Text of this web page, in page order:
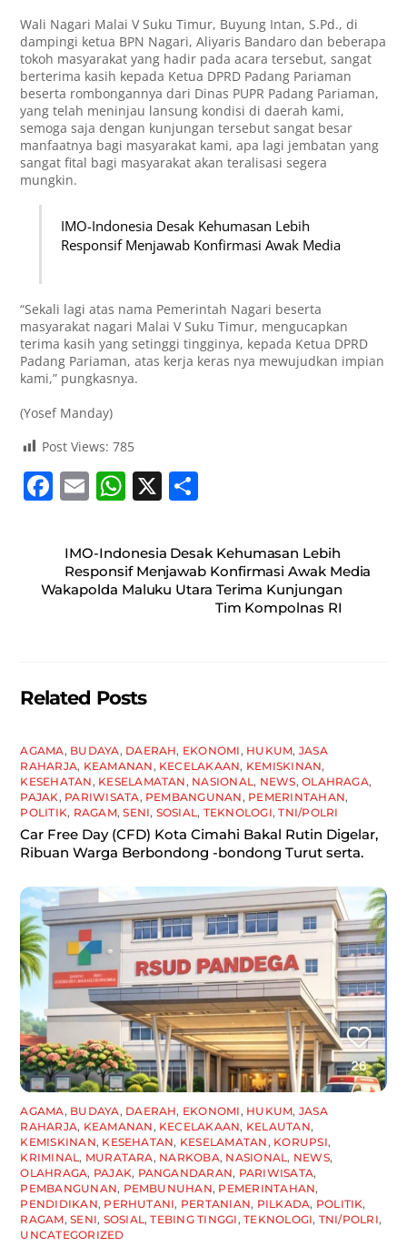
Wali Nagari Malai V Suku Timur, Buyung Intan, S.Pd., di
dampingi ketua BPN Nagari, Aliyaris Bandaro dan beberapa
tokoh masyarakat yang hadir pada acara tersebut, sangat
berterima kasih kepada Ketua DPRD Padang Pariaman
beserta rombongannya dari Dinas PUPR Padang Pariaman,
yang telah meninjau lansung kondisi di daerah kami,
semoga saja dengan kunjungan tersebut sangat besar
manfaatnya bagi masyarakat kami, apa lagi jembatan yang
sangat fital bagi masyarakat akan teralisasi segera
mungkin.
IMO-Indonesia Desak Kehumasan Lebih
Responsif Menjawab Konfirmasi Awak Media
“Sekali lagi atas nama Pemerintah Nagari beserta
masyarakat nagari Malai V Suku Timur, mengucapkan
terima kasih yang setinggi tingginya, kepada Ketua DPRD
Padang Pariaman, atas kerja keras nya mewujudkan impian
kami,” pungkasnya.
(Yosef Manday)
Post Views: 785
F
c
e
b
k
E
ai
l
W
at
s
A
X
ar
e
IMO-Indonesia Desak Kehumasan Lebih
Responsif Menjawab Konfirmasi Awak Media
Wakapolda Maluku Utara Terima Kunjungan
Tim Kompolnas RI
Related Posts
AGAMA, BUDAYA, DAERAH, EKONOMI , HUKUM, JASA
RAHARJA, KEAMANAN , KECELAKAAN, KEMISKINAN,
KESEHATAN , KESELAMATAN , NASIONAL , NEWS,OLAHRAGA,
PAJAK , PARIWISATA, PEMBANGUNAN , PEMERINTAHAN,
POLITIK, RAGAM,SENI, SOSIAL , TEKNOLOGI,TNI/POLRI
Car Free Day (CFD) Kota Cimahi Bakal Rutin Digelar,
Ribuan Warga Berbondong -bondong Turut serta.
AGAMA, BUDAYA, DAERAH, EKONOMI , HUKUM, JASA
RAHARJA, KEAMANAN , KECELAKAAN, KELAUTAN,
KEMISKINAN, KESEHATAN, KESELAMATAN , KORUPSI,
KRIMINAL , MURATARA, NARKOBA, NASIONAL , NEWS,
OLAHRAGA, PAJAK, PANGANDARAN, PARIWISATA,
PEMBANGUNAN, PEMBUNUHAN, PEMERINTAHAN,
PENDIDIKAN, PERHUTANI, PERTANIAN, PILKADA, POLITIK,
RAGAM,SENI, SOSIAL ,TEBING TINGGI ,TEKNOLOGI, TNI/POLRI,
UNCATEGORIZED